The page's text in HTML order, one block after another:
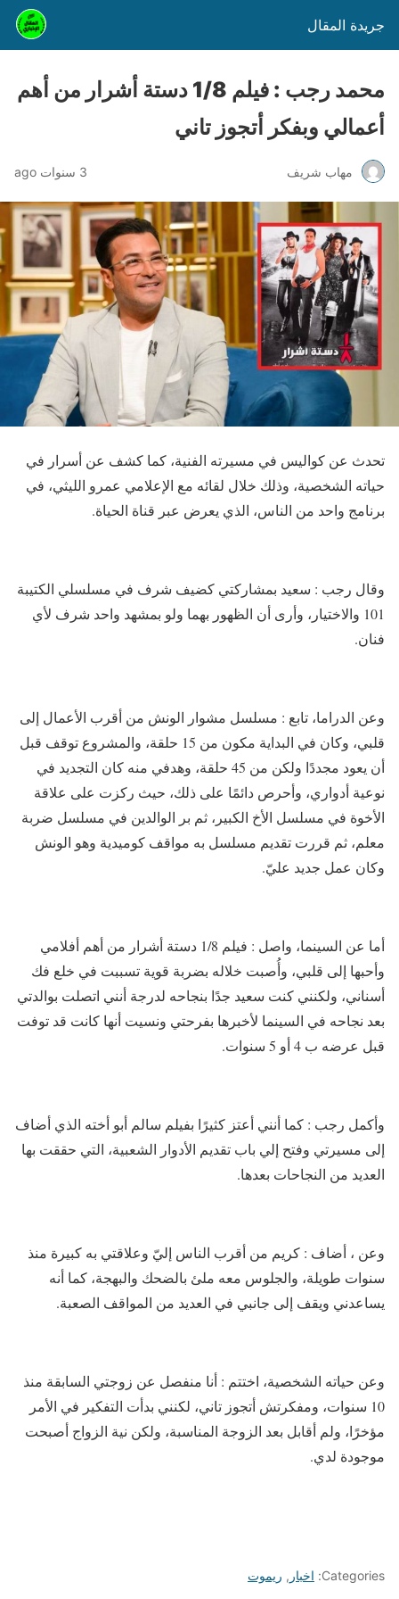
جريدة المقال
محمد رجب : فيلم 1/8 دستة أشرار من أهم
أعمالي وبفكر أتجوز تاني
مهاب شريف 3 سنوات ago
تحدث عن كواليس في مسيرته الفنية، كما كشف عن أسرار في
حياته الشخصية، وذلك خلال لقائه مع الإعلامي عمرو الليثي، في
برنامج واحد من الناس، الذي يعرض عبر قناة الحياة.
وقال رجب : سعيد بمشاركتي كضيف شرف في مسلسلي الكتيبة
101 والاختيار، وأرى أن الظهور بهما ولو بمشهد واحد شرف لأي
فنان.
وعن الدراما، تابع : مسلسل مشوار الونش من أقرب الأعمال إلى
قلبي، وكان في البداية مكون من 15 حلقة، والمشروع توقف قبل
أن يعود مجددًا ولكن من 45 حلقة، وهدفي منه كان التجديد في
نوعية أدواري، وأحرص دائمًا على ذلك، حيث ركزت على علاقة
الأخوة في مسلسل الأخ الكبير، ثم بر الوالدين في مسلسل ضربة
معلم، ثم قررت تقديم مسلسل به مواقف كوميدية وهو الونش
وكان عمل جديد عليّ.
أما عن السينما، واصل : فيلم 1/8 دستة أشرار من أهم أفلامي
وأحبها إلى قلبي، وأُصبت خلاله بضربة قوية تسببت في خلع فك
أسناني، ولكنني كنت سعيد جدًا بنجاحه لدرجة أنني اتصلت بوالدتي
بعد نجاحه في السينما لأخبرها بفرحتي ونسيت أنها كانت قد توفت
قبل عرضه ب 4 أو 5 سنوات.
وأكمل رجب : كما أنني أعتز كثيرًا بفيلم سالم أبو أخته الذي أضاف
إلى مسيرتي وفتح إلي باب تقديم الأدوار الشعبية، التي حققت بها
العديد من النجاحات بعدها.
وعن ، أضاف : كريم من أقرب الناس إليّ وعلاقتي به كبيرة منذ
سنوات طويلة، والجلوس معه ملئ بالضحك والبهجة، كما أنه
يساعدني ويقف إلى جانبي في العديد من المواقف الصعبة.
وعن حياته الشخصية، اختتم : أنا منفصل عن زوجتي السابقة منذ
10 سنوات، ومفكرتش أتجوز تاني، لكنني بدأت التفكير في الأمر
مؤخرًا، ولم أقابل بعد الزوجة المناسبة، ولكن نية الزواج أصبحت
موجودة لدي.
Categories: اخبار , ريموت